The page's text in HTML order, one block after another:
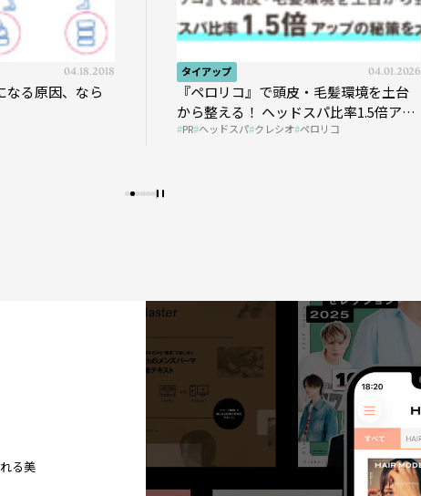
04.18.2018
なる原因、なら
タイアップ 04.01.2026
『ペロリコ』で頭皮・毛髪環境を土台
から整える！ ヘッドスパ比率1.5倍アッ
プの秘策を大公開
PR ヘッドスパ クレシオ ペロリコ
る美